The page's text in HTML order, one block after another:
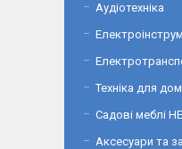
Аудіотехніка
Техніка для
Садові меблі
Аксесуари та